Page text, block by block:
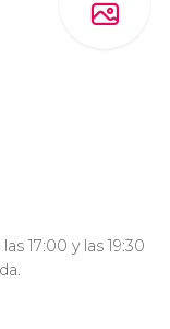
17:00 y las 19:30